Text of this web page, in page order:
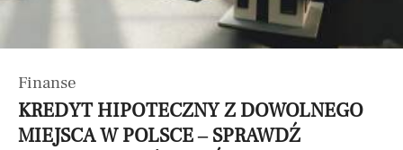
Finanse
KREDYT HIPOTECZNY Z DOWOLNEGO
MIEJSCA W POLSCE – SPRAWDŹ